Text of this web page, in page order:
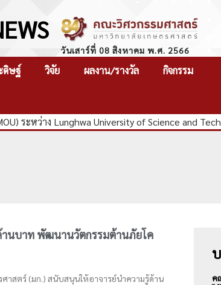
วันเสาร์ที่ 08 สิงหาคม พ.ศ. 2566
ดิษฐ์ วิจัย ผลงาน/รางวัล กิจกรรม
ะหว่าง Lunghwa University of Science and
นบาท พัฒนานวัตกรรมต้านภัยโค
าสตร์ (มก.) สนับสนุนให้อาจารย์นำความรู้ด้าน
ค